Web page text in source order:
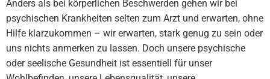
Anders als bei körperlichen Beschwerden gehen wir bei
psychischen Krankheiten selten zum Arzt und erwarten, ohne
Hilfe klarzukommen – wir erwarten, stark genug zu sein oder
uns nichts anmerken zu lassen. Doch unsere psychische
oder seelische Gesundheit ist essentiell für unser